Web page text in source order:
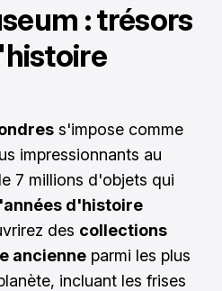
: trésors
s'impose comme
impressionnants au
7 millions d'objets qui
d'histoire
des collections
ancienne parmi les plus
incluant les frises